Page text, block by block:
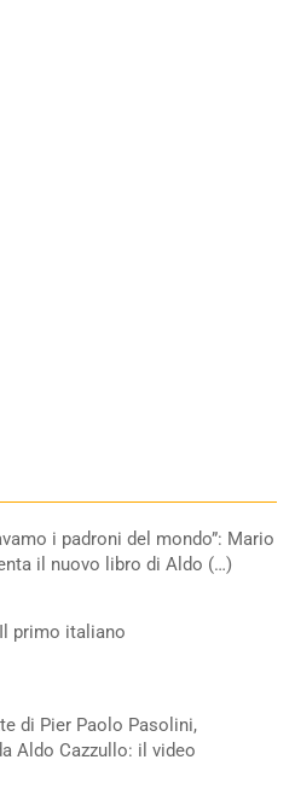
i padroni del mondo”: Mario
il nuovo libro di Aldo (…)
primo italiano
di Pier Paolo Pasolini,
Aldo Cazzullo: il video